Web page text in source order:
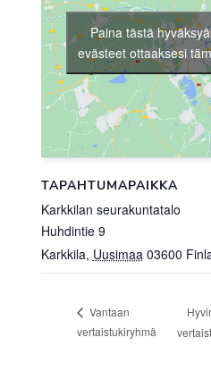
TAPAHTUMAPAIKKA
Karkkilan seurakuntatalo
Huhdintie 9
Karkkila, Uusimaa 03600
Paina tästä
evästeet ottaaksesi
Vantaan
vertaistukiryhmä